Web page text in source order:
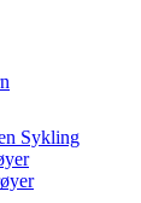
Sykling